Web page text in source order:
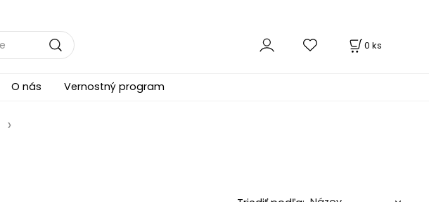
0 ks
O nás Vernostný program